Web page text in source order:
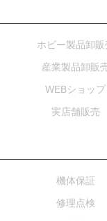
ン実演会 In 西尾」(8
ホビー製品卸販
産業製品卸販
WEBショップ
実店舗販売
機体保証
修理点検